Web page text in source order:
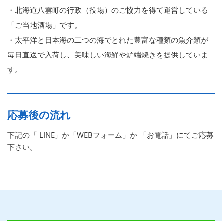
・北海道八雲町の行政（役場）のご協力を得て運営している
「ご当地酒場」です。
・太平洋と日本海の二つの海でとれた豊富な種類の魚介類が
毎日直送で入荷し、美味しい海鮮や炉端焼きを提供していま
す。
応募後の流れ
下記の「 LINE」か「WEBフォーム」か 「お電話」にてご応募
下さい。